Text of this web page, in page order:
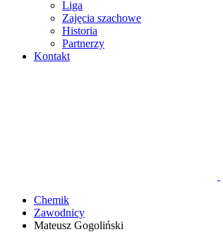
Liga
Zajęcia szachowe
Historia
Partnerzy
Kontakt
Chemik
Zawodnicy
Mateusz Gogoliński